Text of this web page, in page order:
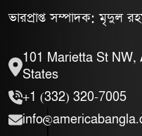
ভারপ্রাপ্ত সম্পাদক: মৃদুল
101 Marietta St NW,
States
+1 (332) 320-7005